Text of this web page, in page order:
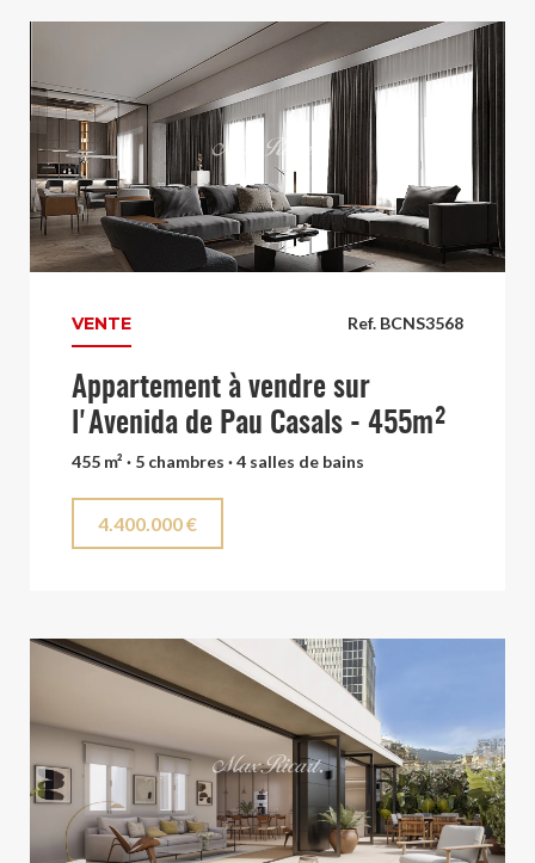
Ref. BCNS3568
VENTE
Appartement à vendre sur
l'Avenida de Pau Casals - 455m²
455 m² · 5 chambres · 4 salles de bains
4.400.000 €